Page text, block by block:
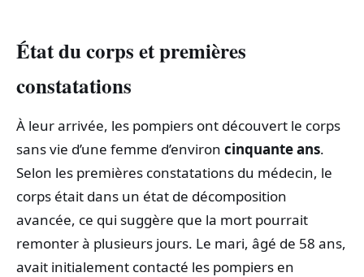
État du corps et premières
constatations
À leur arrivée, les pompiers ont découvert le corps
sans vie d’une femme d’environ cinquante ans.
Selon les premières constatations du médecin, le
corps était dans un état de décomposition
avancée, ce qui suggère que la mort pourrait
remonter à plusieurs jours. Le mari, âgé de 58 ans,
avait initialement contacté les pompiers en